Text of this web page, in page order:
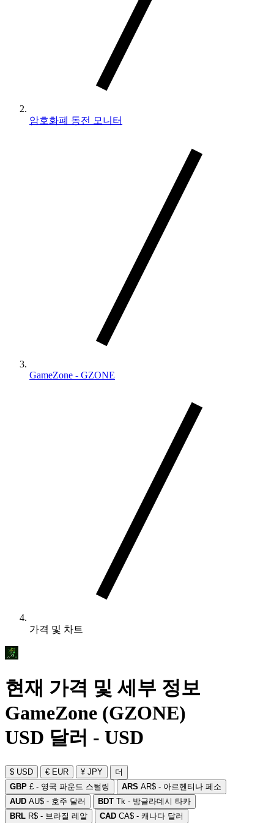
암호화폐 동전 모니터
GameZone - GZONE
가격 및 차트
현재 가격 및 세부 정보
GameZone (GZONE)
USD 달러 - USD
$ USD € EUR ¥ JPY
더
GBP £ - 영국 파운드 스털링 ARS AR$ - 아르헨티나 페소
AUD AU$ - 호주 달러 BDT Tk - 방글라데시 타카
BRL R$ - 브라질 레알 CAD CA$ - 캐나다 달러